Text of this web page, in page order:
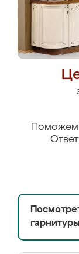
Поможем
гарнитуры